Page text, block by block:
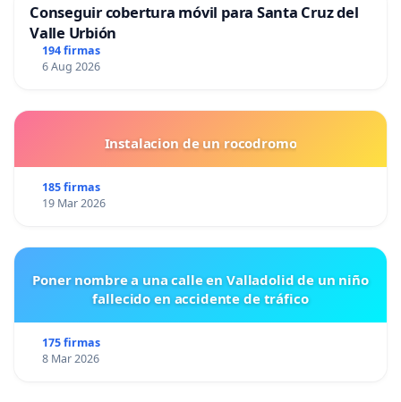
Conseguir cobertura móvil para Santa Cruz del
Valle Urbión
194 firmas
6 Aug 2026
Instalacion de un rocodromo
185 firmas
19 Mar 2026
Poner nombre a una calle en Valladolid de un niño
fallecido en accidente de tráfico
175 firmas
8 Mar 2026